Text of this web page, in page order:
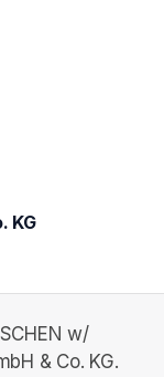
KG
w/
& Co. KG.